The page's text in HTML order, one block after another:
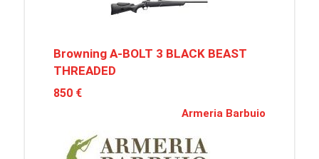
Browning A-BOLT 3 BLACK BEAST
THREADED
850 €
Armeria Barbuio